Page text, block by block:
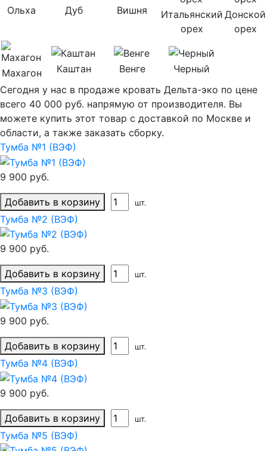
Ольха Дуб Вишня
Итальянский
орех
Донской
орех
Махагон Каштан Венге
Черный
Сегодня у нас в продаже кровать Дельта-эко по цене
всего 40 000 руб. напрямую от производителя. Вы
можете купить этот товар с доставкой по Москве и
области, а также заказать сборку.
Тумба №1 (ВЭФ)
9 900 руб.
Добавить в корзину шт.
Тумба №2 (ВЭФ)
9 900 руб.
Добавить в корзину шт.
Тумба №3 (ВЭФ)
9 900 руб.
Добавить в корзину шт.
Тумба №4 (ВЭФ)
9 900 руб.
Добавить в корзину шт.
Тумба №5 (ВЭФ)